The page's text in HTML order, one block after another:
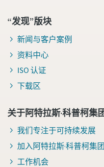
“发现”版块
新闻与客户案例
资料中心
ISO 认证
下载区
关于阿特拉斯·科普柯集
我们专注于可持续发展
加入阿特拉斯·科普柯集团
工作机会